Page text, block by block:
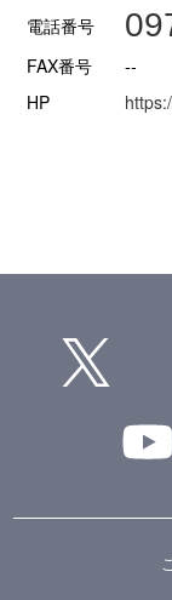
電話番号
FAX番号
--
HP